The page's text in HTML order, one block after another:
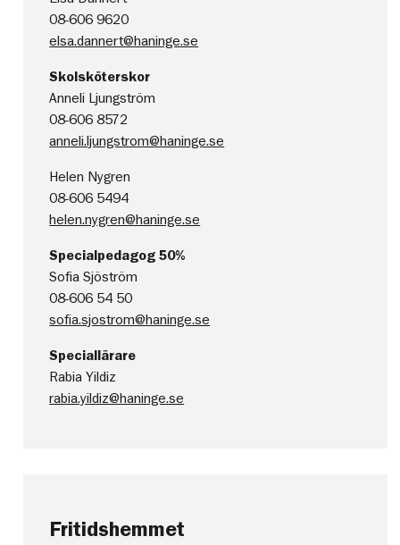
08-606 9620
elsa.dannert@haninge.se
Skolsköterskor
Anneli Ljungström
08-606 8572
anneli.ljungstrom@haninge.se
Helen Nygren
08-606 5494
helen.nygren@haninge.se
Specialpedagog 50%
Sofia Sjöström
08-606 54 50
sofia.sjostrom@haninge.se
Speciallärare
Rabia Yildiz
rabia.yildiz@haninge.se
Fritidshemmet